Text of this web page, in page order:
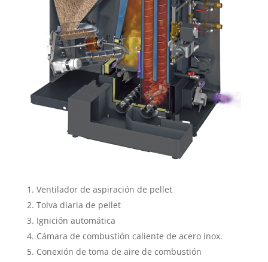
Ventilador de aspiración de pellet
Tolva diaria de pellet
Ignición automática
Cámara de combustión caliente de acero inox.
Conexión de toma de aire de combustión